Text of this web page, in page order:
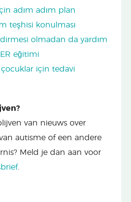
adım adım plan
teşhisi konulması
olmadan da yardım
eğitimi
için tedavi
van nieuws over
autisme of een andere
Meld je dan aan voor
.